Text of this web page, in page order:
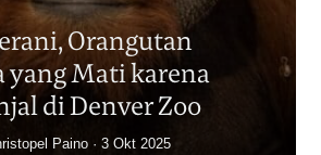
Berkurang 2.700
Satu Dekade?
Hanafiah 14 Jul 2026
Orangutan
yang Mati karena
di Denver Zoo
Paino 3 Okt 2025